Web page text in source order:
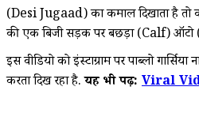
(Desi Jugaad) का कमाल दिखाता है तो
की एक बिजी सड़क पर बछड़ा (Calf) ऑटो
इस वीडियो को इंस्टाग्राम पर पाब्लो
करता दिख रहा है.यह भी पढ़ें: Viral